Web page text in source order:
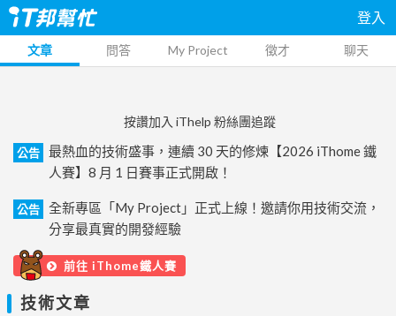
登入
文章 問答 My Project 徵才 聊天
按讚加入 iThelp 粉絲團追蹤
公告
最熱血的技術盛事，連續 30 天的修煉【2026 iThome 鐵
人賽】8 月 1 日賽事正式開啟！
公告
全新專區「My Project」正式上線！邀請你用技術交流，
分享最真實的開發經驗
前往 iThome鐵人賽
技術文章